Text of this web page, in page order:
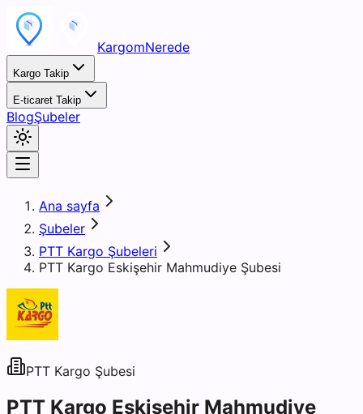
KargomNerede
Kargo Takip
E-ticaret Takip
BlogŞubeler
Ana sayfa
Şubeler
PTT Kargo Şubeleri
PTT Kargo Eskişehir Mahmudiye Şubesi
PTT Kargo Şubesi
PTT Kargo Eskişehir Mahmudiye